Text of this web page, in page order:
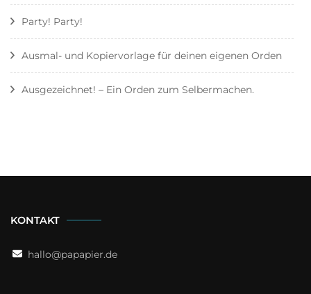
Party! Party!
Ausmal- und Kopiervorlage für deinen eigenen Orden
Ausgezeichnet! – Ein Orden zum Selbermachen.
KONTAKT
hallo@papapier.de